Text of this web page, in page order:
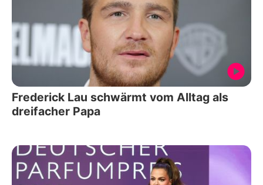
Frederick Lau schwärmt vom Alltag als
dreifacher Papa